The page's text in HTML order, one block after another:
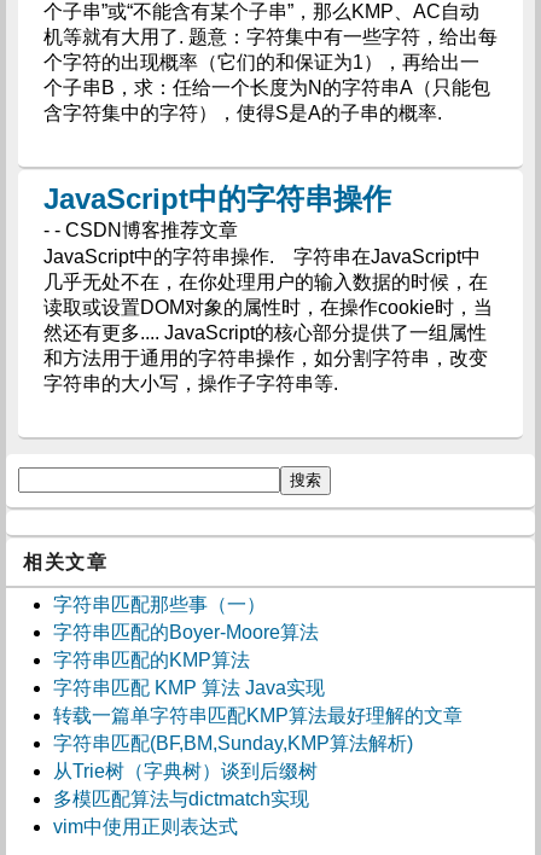
个子串”或“不能含有某个子串”，那么KMP、AC自动
机等就有大用了. 题意：字符集中有一些字符，给出每
个字符的出现概率（它们的和保证为1），再给出一
个子串B，求：任给一个长度为N的字符串A（只能包
含字符集中的字符），使得S是A的子串的概率.
JavaScript中的字符串操作
- - CSDN博客推荐文章
JavaScript中的字符串操作. 字符串在JavaScript中
几乎无处不在，在你处理用户的输入数据的时候，在
读取或设置DOM对象的属性时，在操作cookie时，当
然还有更多.... JavaScript的核心部分提供了一组属性
和方法用于通用的字符串操作，如分割字符串，改变
字符串的大小写，操作子字符串等.
相关文章
字符串匹配那些事（一）
字符串匹配的Boyer-Moore算法
字符串匹配的KMP算法
字符串匹配 KMP 算法 Java实现
转载一篇单字符串匹配KMP算法最好理解的文章
字符串匹配(BF,BM,Sunday,KMP算法解析)
从Trie树（字典树）谈到后缀树
多模匹配算法与dictmatch实现
vim中使用正则表达式